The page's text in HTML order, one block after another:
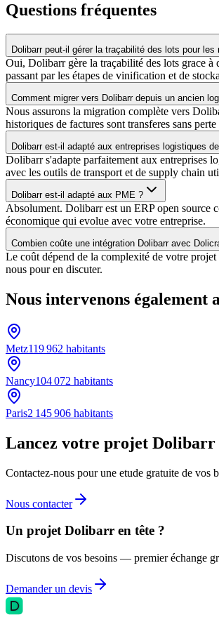
Questions fréquentes
Dolibarr peut-il gérer la traçabilité des lots pour
Oui, Dolibarr gère la traçabilité des lots grace à
passant par les étapes de vinification et de
Comment migrer vers Dolibarr depuis un ancien
Nous assurons la migration complète vers
historiques de factures sont transferes sans
Dolibarr est-il adapté aux entreprises logistiques
Dolibarr s'adapte parfaitement aux entreprises
avec les outils de transport et de supply chain
Dolibarr est-il adapté aux PME ?
Absolument. Dolibarr est un ERP open source
économique qui evolue avec votre entreprise.
Combien coûte une intégration Dolibarr avec
Le coût dépend de la complexité de votre
nous pour en discuter.
Nous intervenons également
Metz119 962 habitants
Nancy104 072 habitants
Paris2 145 906 habitants
Lancez votre projet Dolibarr
Contactez-nous pour une etude gratuite de vos
Nous contacter
Un projet Dolibarr en tête ?
Discutons de vos besoins — premier échange
Demander un devis